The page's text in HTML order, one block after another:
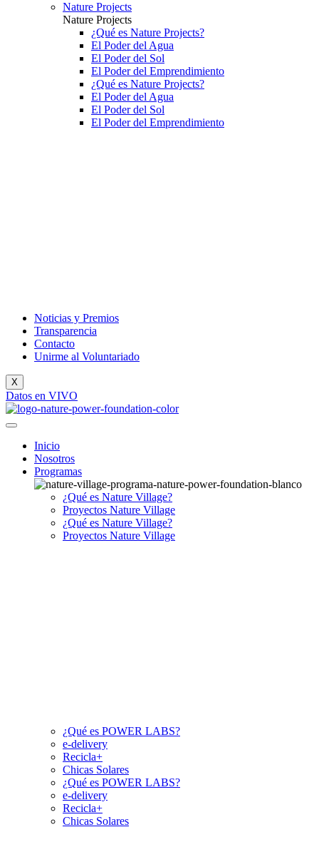
Nature Projects
Nature Projects
¿Qué es Nature Projects?
El Poder del Agua
El Poder del Sol
El Poder del Emprendimiento
¿Qué es Nature Projects?
El Poder del Agua
El Poder del Sol
El Poder del Emprendimiento
Noticias y Premios
Transparencia
Contacto
Unirme al Voluntariado
X
Datos en VIVO
Inicio
Nosotros
Programas
¿Qué es Nature Village?
Proyectos Nature Village
¿Qué es Nature Village?
Proyectos Nature Village
¿Qué es POWER LABS?
e-delivery
Recicla+
Chicas Solares
¿Qué es POWER LABS?
e-delivery
Recicla+
Chicas Solares